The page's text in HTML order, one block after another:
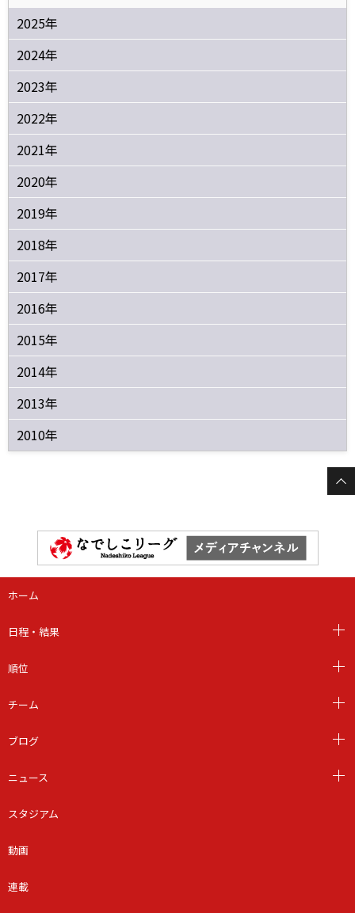
2025年
2024年
2023年
2022年
2021年
2020年
2019年
2018年
2017年
2016年
2015年
2014年
2013年
2010年
ホーム
日程・結果
順位
チーム
ブログ
ニュース
スタジアム
動画
連載